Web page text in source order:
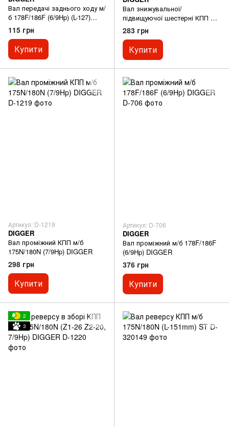
Вал передачі заднього ходу м/
б 178F/186F (6/9Hp) (L-127)
DIGGER
115 грн
Купити
Вал знижувальної/
підвищуючої шестерні КПП м/б
180N/195N (9Hp/12Hp) DIGGER
283 грн
Купити
Артикул: D-1219
DIGGER
Вал проміжний КПП м/б
175N/180N (7/9Hp) DIGGER
298 грн
Купити
Артикул: D-706
DIGGER
Вал проміжний м/б 178F/186F
(6/9Hp) DIGGER
376 грн
Купити
2
3